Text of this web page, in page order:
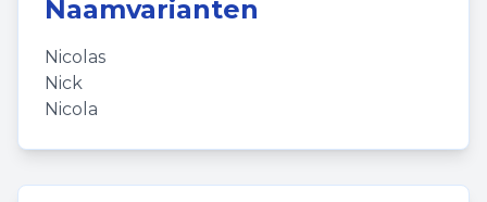
Naamvarianten
Nicolas
Nick
Nicola